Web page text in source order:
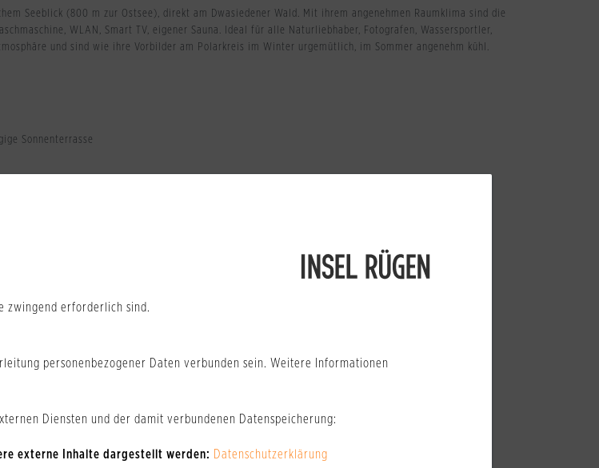
Seeblick (800 m zur Ostsee), direkt am Dwasiedener Wald. Mit ihrem angenehmen Raumklima sind die
WLAN, Smart TV, eigener Sauna. Ideal für alle Naturliebhaber, Fotografen, Wassersportler,
und sind wie ihre Vorbilder am Polarkreis im Winter urgemütlich, im Sommer angenehm kühl.
Sonnenterrasse
eigene Sauna, Gaszentralheizung, Gartenmöbel /Grill
Babybadewanne, "Töpfchen" / Toilletteneinsatz
zu gehen, oder durch den Wald zur Küste zu spazieren. Von hieraus können Sie weiter – über den
für Hunde am Strand. (In Binz sind Hundestrände entsprechend beschildert.)
zwingend erforderlich sind.
personenbezogener Daten verbunden sein. Weitere Informationen
Diensten und der damit verbundenen Datenspeicherung:
externe Inhalte dargestellt werden: Datenschutzerklärung